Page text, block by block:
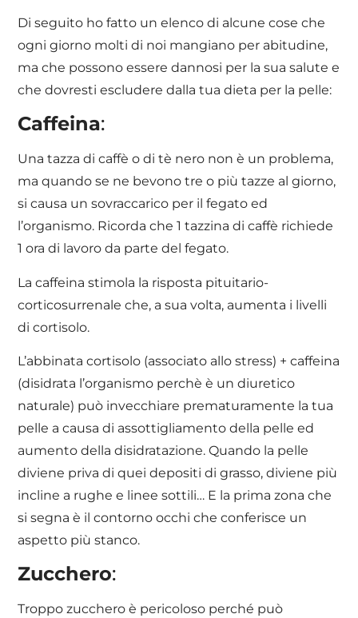
Di seguito ho fatto un elenco di alcune cose che
ogni giorno molti di noi mangiano per abitudine,
ma che possono essere dannosi per la sua salute e
che dovresti escludere dalla tua dieta per la pelle:
Caffeina:
Una tazza di caffè o di tè nero non è un problema,
ma quando se ne bevono tre o più tazze al giorno,
si causa un sovraccarico per il fegato ed
l’organismo. Ricorda che 1 tazzina di caffè richiede
1 ora di lavoro da parte del fegato.
La caffeina stimola la risposta pituitario-
corticosurrenale che, a sua volta, aumenta i livelli
di cortisolo.
L’abbinata cortisolo (associato allo stress) + caffeina
(disidrata l’organismo perchè è un diuretico
naturale) può invecchiare prematuramente la tua
pelle a causa di assottigliamento della pelle ed
aumento della disidratazione. Quando la pelle
diviene priva di quei depositi di grasso, diviene più
incline a rughe e linee sottili… E la prima zona che
si segna è il contorno occhi che conferisce un
aspetto più stanco.
Zucchero:
Troppo zucchero è pericoloso perché può